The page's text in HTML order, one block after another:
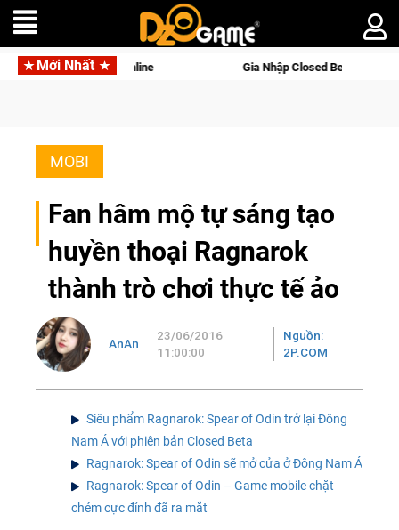
Mới Nhất
Online Gia Nhập Closed Beta Norse Saga: Cửu Giới
MOBI
Fan hâm mộ tự sáng tạo
huyền thoại Ragnarok
thành trò chơi thực tế ảo
AnAn
23/06/2016
11:00:00
Nguồn:
2P.COM
Siêu phẩm Ragnarok: Spear of Odin trở lại Đông
Nam Á với phiên bản Closed Beta
Ragnarok: Spear of Odin sẽ mở cửa ở Đông Nam Á
Ragnarok: Spear of Odin – Game mobile chặt
chém cực đỉnh đã ra mắt